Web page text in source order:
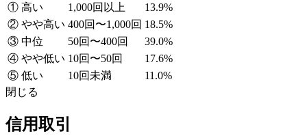
① 高い
1,000回以上
13.9%
② やや高い 400回〜1,000回 18.5%
③ 中位
50回〜400回
39.0%
④ やや低い 10回〜50回
17.6%
⑤ 低い
10回未満
11.0%
閉じる
信用取引